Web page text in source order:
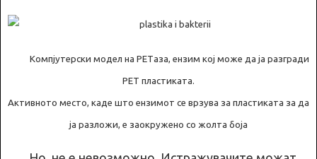
Компјутерски модел на PETаза, ензим кој може да ја разгради
PET пластиката.
Активното место, каде што ензимот се врзува за пластиката за да
ја разложи, е заокружено со жолта боја